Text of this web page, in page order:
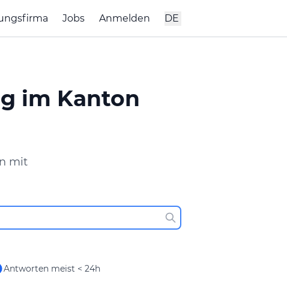
Jobs Anmelden DE
im Kanton
mit
Antworten meist < 24h